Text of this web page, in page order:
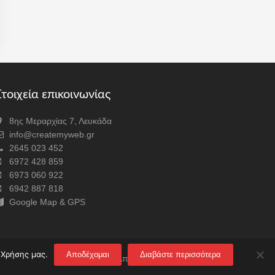
επικοινωνίας
8ης Μεραρχίας 7, Λευκάδα
info@createmyweb.gr
2645 023 452
6972 428 859
6973 060 922
6942 887 818
Google Map & GPS
Πολιτική Απορρήτου & Όροι χρήσης
μας. Αποδέχομαι Διαβάστε περισσότερα